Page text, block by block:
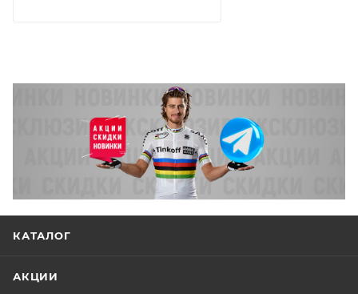
КАТАЛОГ
АКЦИИ